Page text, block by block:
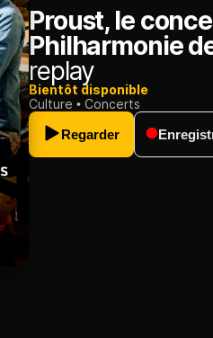
Proust, le
Philharmonie
replay
Bientôt disponible
Culture
Concerts
Regarder